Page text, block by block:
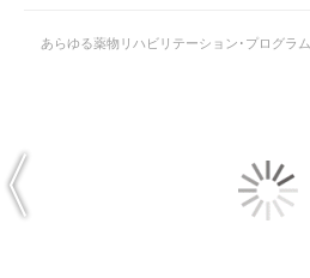
あらゆる薬物リハビリテーション･プログラ